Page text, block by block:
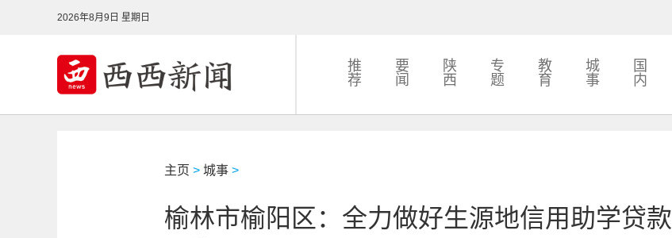
2026年8月9日 星期日
推
荐
要
闻
陕
西
专
题
教
育
城
事
国
内
主页 > 城事 >
榆林市榆阳区：全力做好生源地信用助学贷款